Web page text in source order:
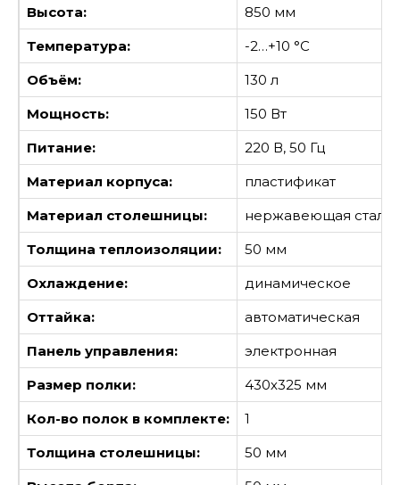
Высота:
850 мм
Температура:
-2…+10 °С
Объём:
130 л
Мощность:
150 Вт
Питание:
220 В, 50 Гц
Материал корпуса:
пластификат
Материал столешницы:
нержавеющая сталь
Толщина теплоизоляции:
50 мм
Охлаждение:
динамическое
Оттайка:
автоматическая
Панель управления:
электронная
Размер полки:
430х325 мм
Кол-во полок в комплекте:
1
Толщина столешницы:
50 мм